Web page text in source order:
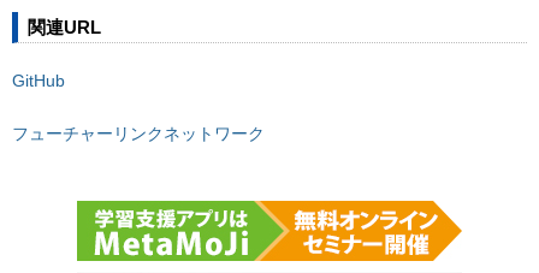
関連URL
GitHub
フューチャーリンクネットワーク